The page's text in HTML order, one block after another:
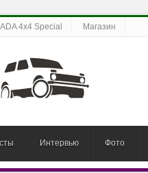
4x4 Special Магазин
Интервью Фото